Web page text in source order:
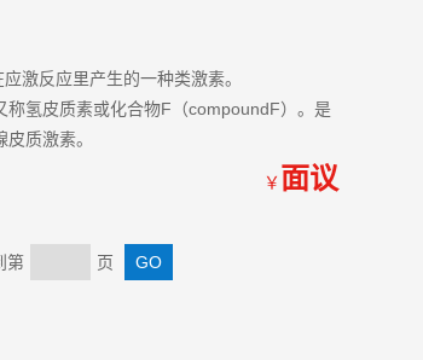
激反应里产生的一种类激素。
氢皮质素或化合物F（compoundF）。是
质激素。
￥ 面议
第 页